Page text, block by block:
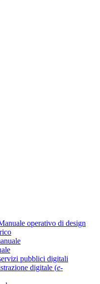
operativo di design
pubblici digitali
digitale (e-